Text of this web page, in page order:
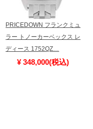
PRICEDOWN フランクミュ
ラー トノーカーベックス レ
ディース 1752QZ…
¥ 348,000(税込)